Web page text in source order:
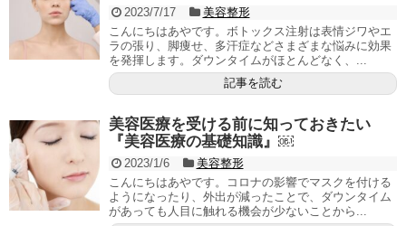
2023/7/17
美容整形
こんにちはあやです。ボトックス注射は表情ジワやエ
ラの張り、脚痩せ、多汗症などさまざまな悩みに効果
を発揮します。ダウンタイムがほとんどなく、...
記事を読む
美容医療を受ける前に知っておきたい
『美容医療の基礎知識』￼
2023/1/6
美容整形
こんにちはあやです。コロナの影響でマスクを付ける
ようになったり、外出が減ったことで、ダウンタイム
があっても人目に触れる機会が少ないことから...